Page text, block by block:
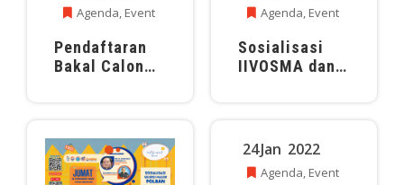
Agenda, Event
Pendaftaran
Bakal Calon
2026
Agenda, Event
Sosialisasi
IIVOSMA dan
Jan
24 2022
Agenda, Event